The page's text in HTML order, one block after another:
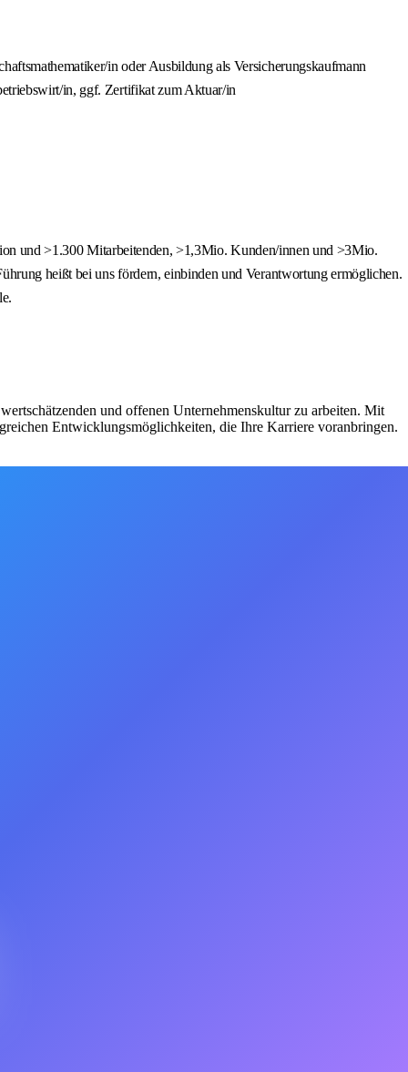
in oder Ausbildung als Versicherungskaufmann
in, ggf. Zertifikat zum Aktuar/in
und >1.300 Mitarbeitenden, >1,3Mio. Kunden/innen und >3Mio.
heißt bei uns fördern, einbinden und Verantwortung ermöglichen.
und offenen Unternehmenskultur zu arbeiten. Mit
Entwicklungsmöglichkeiten, die Ihre Karriere voranbringen.